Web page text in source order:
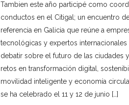
Tambien este año participé como
conductos en el Citigal; un encuentro
referencia en Galicia que reúne a
tecnológicas y expertos internacionales
debatir sobre el futuro de las ciudades
retos en transformación digital,
movilidad inteligente y economía
se ha celebrado el 11 y 12 de junio […]